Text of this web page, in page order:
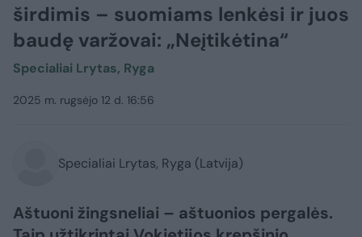
širdimis – suomiams lenkėsi ir juos
baudę varžovai: „Neįtikėtina“
Specialiai Lrytas, Ryga
2025 m. rugsėjo 12 d. 16:56
Specialiai Lrytas, Ryga (Latvija)
Aštuoni žingsneliai – aštuonios pergalės.